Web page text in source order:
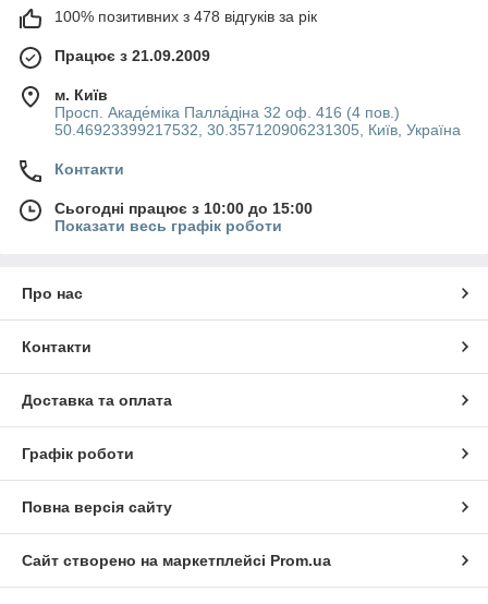
100% позитивних з 478 відгуків за рік
Працює з 21.09.2009
м. Київ
Просп. Акаде́міка Палла́діна 32 оф. 416 (4 пов.)
50.46923399217532, 30.357120906231305, Київ, Україна
Контакти
Сьогодні працює з 10:00 до 15:00
Показати весь графік роботи
Про нас
Контакти
Доставка та оплата
Графік роботи
Повна версія сайту
Сайт створено на маркетплейсі Prom.ua